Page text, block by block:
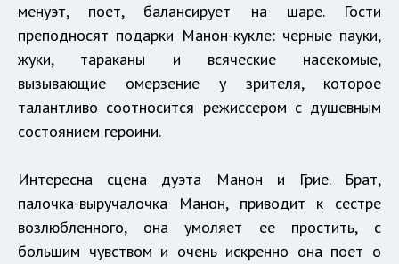
менуэт, поет, балансирует на шаре. Гости
преподносят подарки Манон-кукле: черные пауки,
жуки, тараканы и всяческие насекомые,
вызывающие омерзение у зрителя, которое
талантливо соотносится режиссером с душевным
состоянием героини.
Интересна сцена дуэта Манон и Грие. Брат,
палочка-выручалочка Манон, приводит к сестре
возлюбленного, она умоляет ее простить, с
большим чувством и очень искренно она поет о